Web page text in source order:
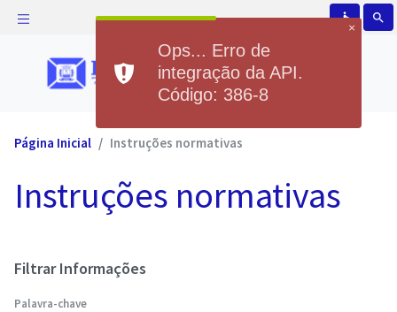
accessible search
Página Inicial Instruções normativas
Instruções normativas
Filtrar Informações
Palavra-chave
×
Ops... Erro de
integração da API.
Código: 386-8